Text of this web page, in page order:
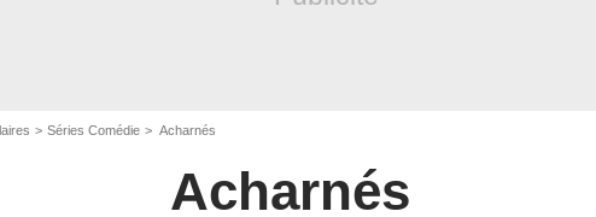
Séries Comédie Acharnés
Acharnés